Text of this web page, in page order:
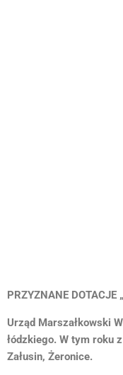
PRZYZNANE DOTACJE
Urząd Marszałkowski
łódzkiego. W tym roku
Załusin, Żeronice.